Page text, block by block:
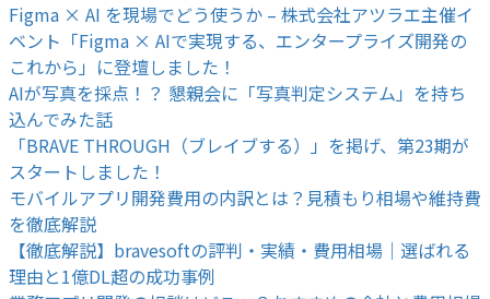
Figma × AI を現場でどう使うか – 株式会社アツラエ主催イ
ベント「Figma × AIで実現する、エンタープライズ開発の
これから」に登壇しました！
AIが写真を採点！？ 懇親会に「写真判定システム」を持ち
込んでみた話
「BRAVE THROUGH（ブレイブする）」を掲げ、第23期が
スタートしました！
モバイルアプリ開発費用の内訳とは？見積もり相場や維持費
を徹底解説
【徹底解説】bravesoftの評判・実績・費用相場｜選ばれる
理由と1億DL超の成功事例